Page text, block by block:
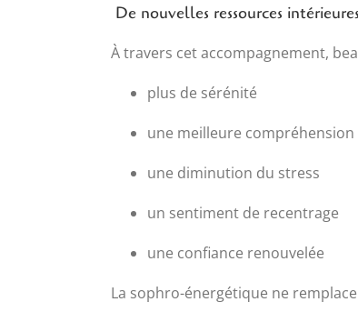
De nouvelles ressources intérieures
À travers cet accompagnement,
plus de sérénité
une meilleure compréhension
une diminution du stress
un sentiment de recentrage
une confiance renouvelée
La sophro-énergétique ne